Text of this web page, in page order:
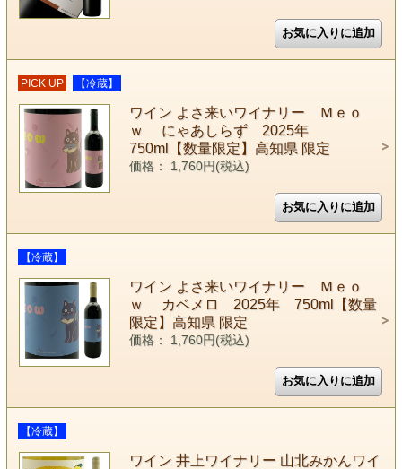
PICK UP 【冷蔵】
ワイン よさ来いワイナリー Ｍｅｏ
ｗ にゃあしらず 2025年
750ml【数量限定】高知県 限定
価格： 1,760円(税込)
【冷蔵】
ワイン よさ来いワイナリー Ｍｅｏ
ｗ カベメロ 2025年 750ml【数量
限定】高知県 限定
価格： 1,760円(税込)
【冷蔵】
ワイン 井上ワイナリー 山北みかんワイ